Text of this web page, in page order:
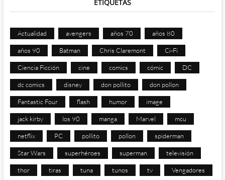
ETIQUETAS
Actualidad avengers años 70 años 80
años 90 Batman Chris Claremont Ci-Fi
Ciencia Ficción cine comics cómic DC
dc comics disney don pollito don pollon
Fantastic Four flash humor image
jack kirby los 90 manga Marvel mcu
netflix PC pollito pollon spiderman
Star Wars superhéroes superman televisión
thor tiras tuna tunos tv Vengadores